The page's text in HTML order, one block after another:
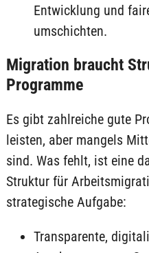
Entwicklung und
umschichten.
Migration braucht
Programme
Es gibt zahlreiche gute
leisten, aber mangels
sind. Was fehlt, ist eine
Struktur für
strategische Aufgabe:
Transparente,